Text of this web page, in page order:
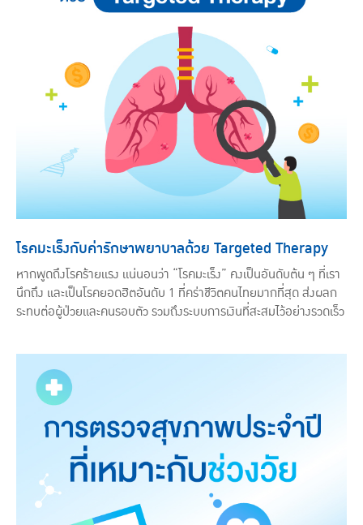
โรคมะเร็งกับค่ารักษาพยาบาลด้วย Targeted Therapy
หากพูดถึงโรคร้ายแรง แน่นอนว่า “โรคมะเร็ง” คงเป็นอันดับต้น ๆ ที่เรา
นึกถึง และเป็นโรคยอดฮิตอันดับ 1 ที่คร่าชีวิตคนไทยมากที่สุด ส่งผลก
ระทบต่อผู้ป่วยและคนรอบตัว รวมถึงระบบการเงินที่สะสมไว้อย่างรวดเร็ว